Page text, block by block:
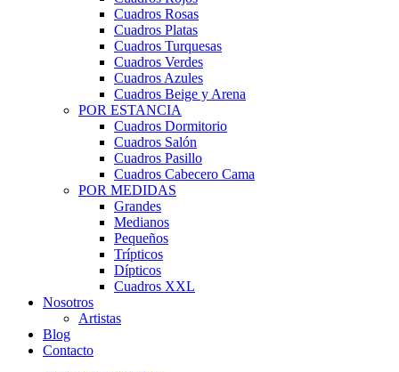
Cuadros Rosas
Cuadros Platas
Cuadros Turquesas
Cuadros Verdes
Cuadros Azules
Cuadros Beige y Arena
POR ESTANCIA
Cuadros Dormitorio
Cuadros Salón
Cuadros Pasillo
Cuadros Cabecero Cama
POR MEDIDAS
Grandes
Medianos
Pequeños
Trípticos
Dípticos
Cuadros XXL
Nosotros
Artistas
Blog
Contacto